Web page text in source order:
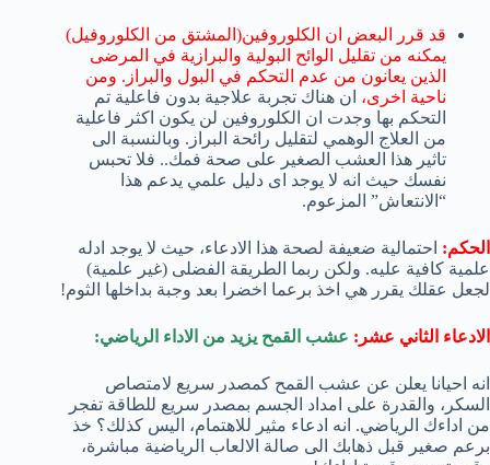
قد قرر البعض ان الكلوروفين(المشتق من الكلوروفيل)
يمكنه من تقليل الوائح البولية والبرازية في المرضى
الذين يعانون من عدم التحكم في البول والبراز. ومن
ناحية اخرى، ان هناك تجربة علاجية بدون فاعلية تم
التحكم بها وجدت ان الكلوروفين لن يكون اكثر فاعلية
من العلاج الوهمي لتقليل رائحة البراز. وبالنسبة الى
تاثير هذا العشب الصغير على صحة فمك.. فلا تحبس
نفسك حيث انه لا يوجد اى دليل علمي يدعم هذا
“الانتعاش” المزعوم.
الحكم: احتمالية ضعيفة لصحة هذا الادعاء، حيث لا يوجد ادله
علمية كافية عليه. ولكن ربما الطريقة الفضلى (غير علمية)
لجعل عقلك يقرر هي اخذ برعما اخضرا بعد وجبة بداخلها الثوم!
الادعاء الثاني عشر: عشب القمح يزيد من الاداء الرياضي:
انه احيانا يعلن عن عشب القمح كمصدر سريع لامتصاص
السكر، والقدرة على امداد الجسم بمصدر سريع للطاقة تفجر
من اداءك الرياضي. انه ادعاء مثير للاهتمام، اليس كذلك؟ خذ
برعم صغير قبل ذهابك الى صالة الالعاب الرياضية مباشرة،